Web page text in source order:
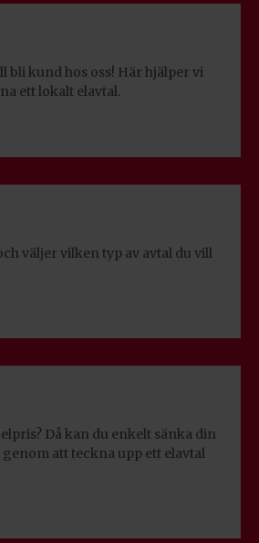
bli kund hos oss! Här hjälper vi
ett lokalt elavtal.
väljer vilken typ av avtal du vill
Då kan du enkelt sänka din
att teckna upp ett elavtal